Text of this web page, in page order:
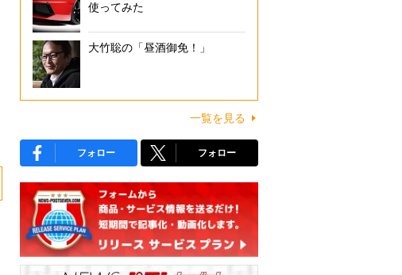
使ってみた
大竹聡の「昼酒御免！」
一覧を見る
フォロー フォロー